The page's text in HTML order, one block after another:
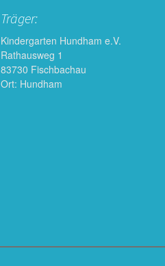
Träger:
Kindergarten Hundham e.V.
Rathausweg 1
83730 Fischbachau
Ort: Hundham